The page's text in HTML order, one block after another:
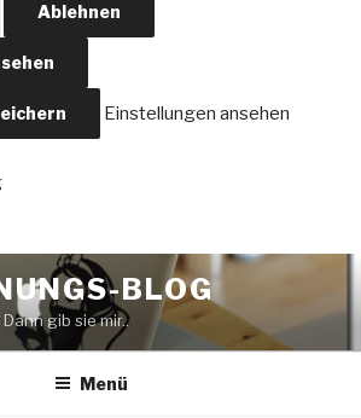
Ablehnen
Einstellungen ansehen
BLOG
gib sie mir..
Menü